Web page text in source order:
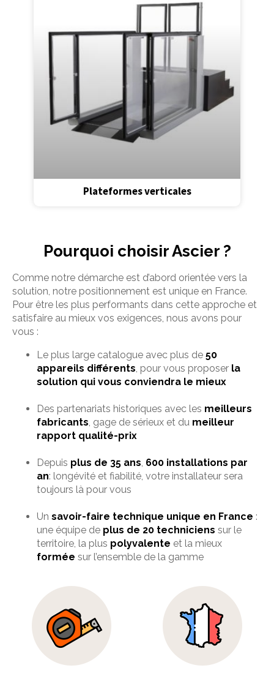
Plateformes verticales
Pourquoi choisir Ascier ?
Comme notre démarche est d’abord orientée vers la
solution, notre positionnement est unique en France.
Pour être les plus performants dans cette approche et
satisfaire au mieux vos exigences, nous avons pour
vous :
Le plus large catalogue avec plus de 50
appareils différents, pour vous proposer la
solution qui vous conviendra le mieux
Des partenariats historiques avec les meilleurs
fabricants, gage de sérieux et du meilleur
rapport qualité-prix
Depuis plus de 35 ans, 600 installations par
an: longévité et fiabilité, votre installateur sera
toujours là pour vous
Un savoir-faire technique unique en France :
une équipe de plus de 20 techniciens sur le
territoire, la plus polyvalente et la mieux
formée sur l’ensemble de la gamme